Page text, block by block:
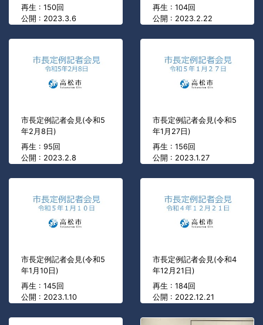
再生 : 150回
公開 : 2023.3.6
再生 : 104回
公開 : 2023.2.22
市長定例記者会見(令和5
年2月8日)
再生 : 95回
公開 : 2023.2.8
市長定例記者会見(令和5
年1月27日)
再生 : 156回
公開 : 2023.1.27
市長定例記者会見(令和5
年1月10日)
再生 : 145回
公開 : 2023.1.10
市長定例記者会見(令和4
年12月21日)
再生 : 184回
公開 : 2022.12.21